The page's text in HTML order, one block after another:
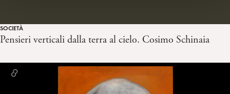
SOCIETÀ
Pensieri verticali dalla terra al cielo. Cosimo Schinaia